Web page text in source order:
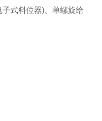
式料位器)、单螺旋给